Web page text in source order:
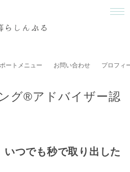
ートメニュー お問い合わせ プロフィ
グ®アドバイザー認
いつでも秒で取り出した